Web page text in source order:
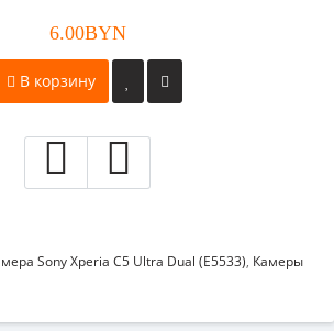
6.00BYN
В корзину
Sony Xperia C5 Ultra Dual (E5533), Камеры